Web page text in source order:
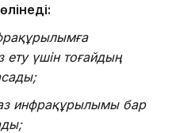
ету үшін тоғайдың
инфрақұрылымы бар